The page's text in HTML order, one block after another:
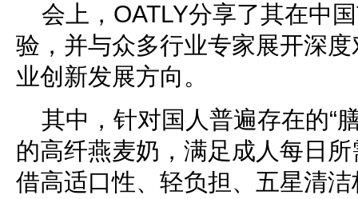
会上，OATLY分享了其在中
验，并与众多行业专家展开深
业创新发展方向。
其中，针对国人普遍存在的“
的高纤燕麦奶，满足成人每日
借高适口性、轻负担、五星清